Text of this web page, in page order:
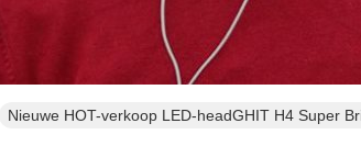
Nieuwe HOT-verkoop LED-headGHIT H4 Super